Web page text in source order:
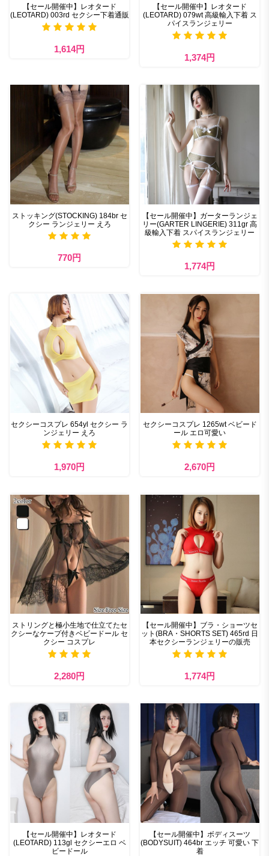
【セール開催中】レオタード
(LEOTARD) 003rd セクシー下着通販
1,614円
【セール開催中】レオタード
(LEOTARD) 079wt 高級輸入下着 ス
パイスランジェリー
1,374円
ストッキング(STOCKING) 184br セ
クシー ランジェリー えろ
770円
【セール開催中】ガーターランジェ
リー(GARTER LINGERIE) 311gr 高
級輸入下着 スパイスランジェリー
1,774円
セクシーコスプレ 654yl セクシー ラ
ンジェリー えろ
1,970円
セクシーコスプレ 1265wt ベビード
ール エロ可愛い
2,670円
ストリングと極小生地で仕立てたセ
クシーなケープ付きベビードール セ
クシー コスプレ
2,280円
【セール開催中】ブラ・ショーツセ
ット(BRA・SHORTS SET) 465rd 日
本セクシーランジェリーの販売
1,774円
【セール開催中】レオタード
(LEOTARD) 113gl セクシーエロ ベ
ビードール
【セール開催中】ボディスーツ
(BODYSUIT) 464br エッチ 可愛い 下
着